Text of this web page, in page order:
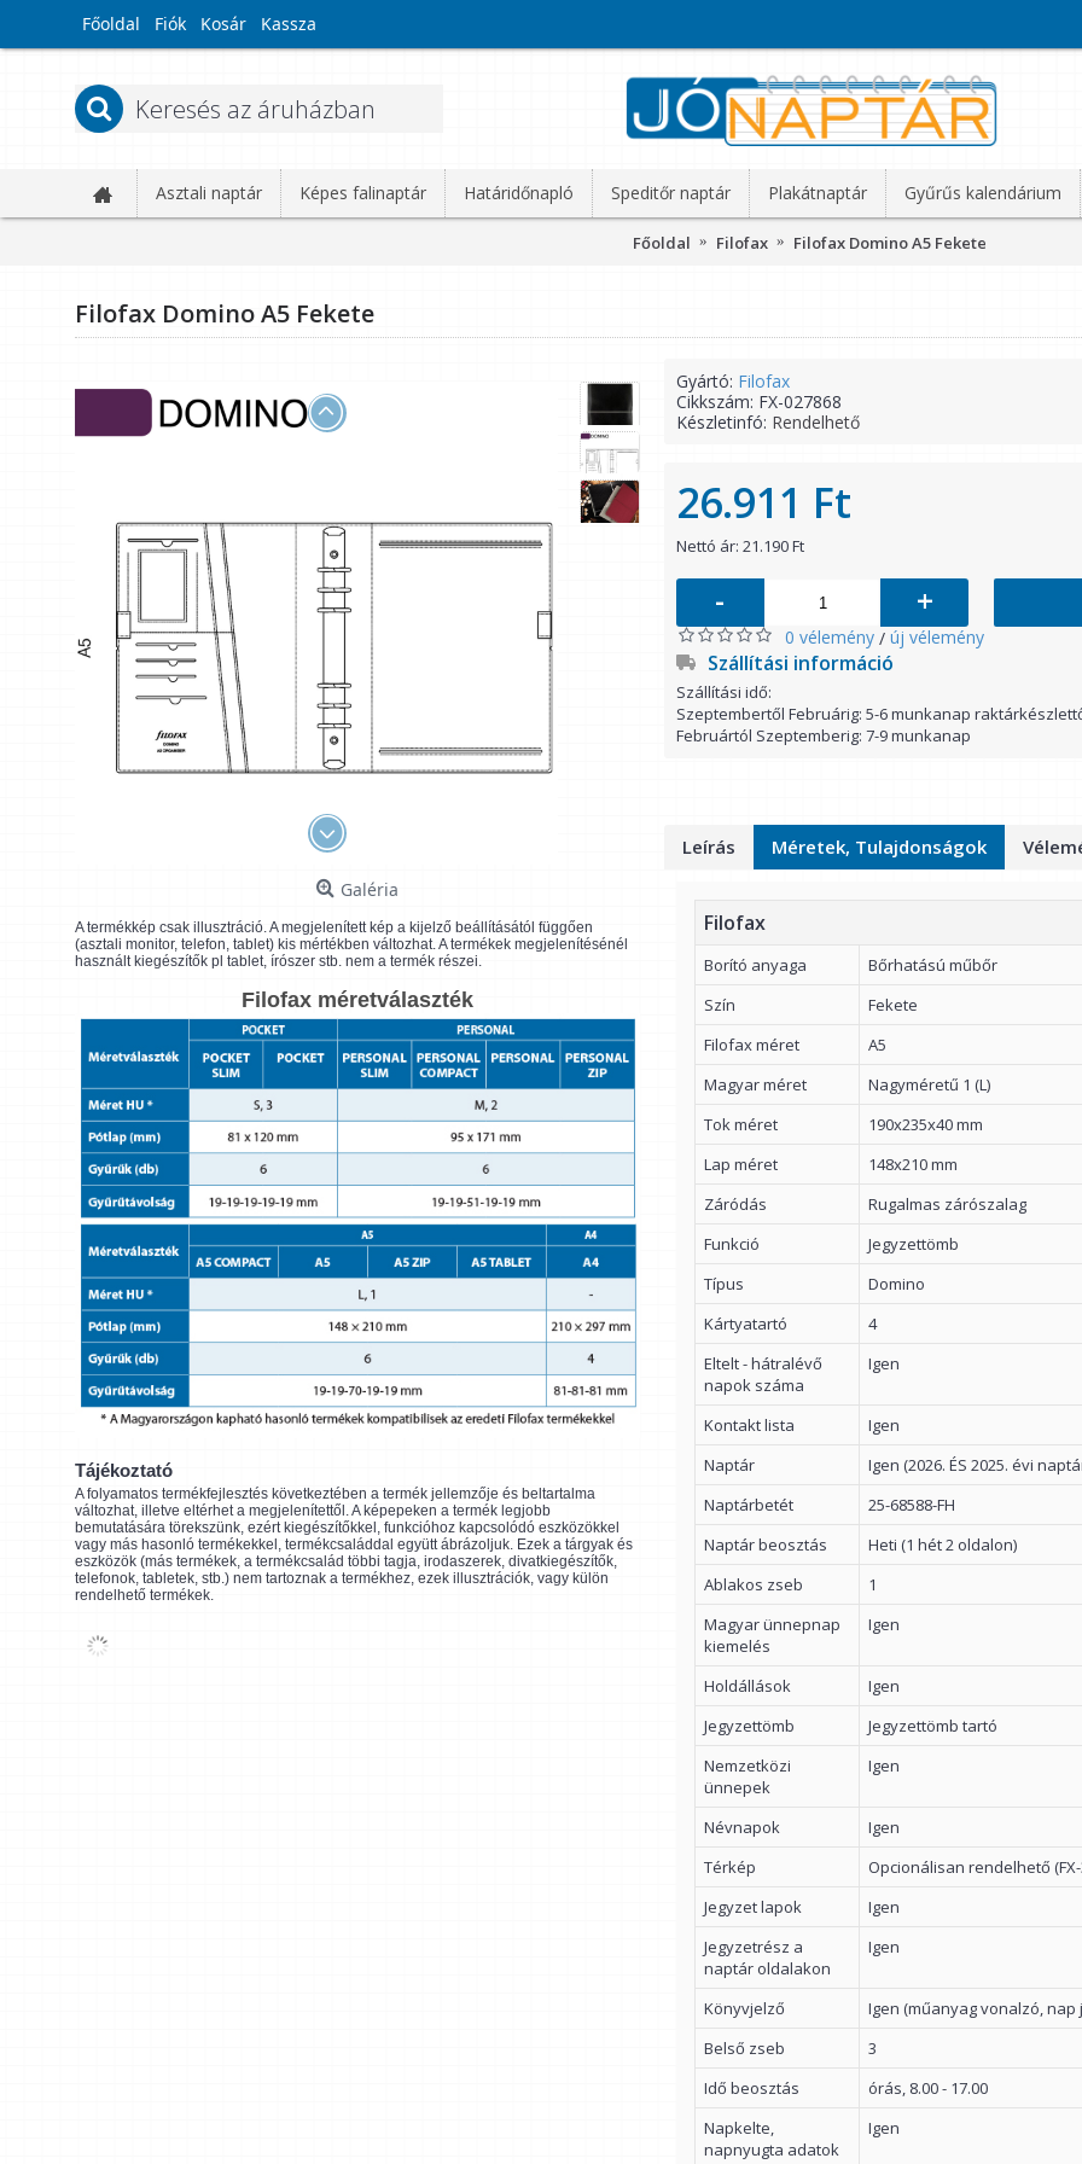
Főoldal Fiók Kosár Kassza
Asztali naptár Képes falinaptár Határidőnapló Speditőr naptár Plakátnaptár Gyűrűs kalendárium
Főoldal Filofax Filofax Domino A5 Fekete
Filofax Domino A5 Fekete
Galéria
A termékkép csak illusztráció. A megjelenített kép a kijelző beállításától függően
(asztali monitor, telefon, tablet) kis mértékben változhat. A termékek megjelenítésénél
használt kiegészítők pl tablet, írószer stb. nem a termék részei.
Filofax méretválaszték
Tájékoztató
A folyamatos termékfejlesztés következtében a termék jellemzője és beltartalma
változhat, illetve eltérhet a megjelenítettől. A képepeken a termék legjobb
bemutatására törekszünk, ezért kiegészítőkkel, funkcióhoz kapcsolódó eszközökkel
vagy más hasonló termékekkel, termékcsaláddal együtt ábrázoljuk. Ezek a tárgyak és
eszközök (más termékek, a termékcsalád többi tagja, irodaszerek, divatkiegészítők,
telefonok, tabletek, stb.) nem tartoznak a termékhez, ezek illusztrációk, vagy külön
rendelhető termékek.
Gyártó: Filofax
Cikkszám: FX-027868
Készletinfó: Rendelhető
26.911 Ft
Nettó ár: 21.190 Ft
- +
0 vélemény / új vélemény
Szállítási információ
Szállítási idő:
Szeptembertől Februárig: 5-6 munkanap
Februártól Szeptemberig: 7-9 munkanap
Leírás Méretek, Tulajdonságok
Filofax
Borító anyaga
Bőrhatású műbőr
Szín
Fekete
Filofax méret
A5
Magyar méret
Nagyméretű 1 (L)
Tok méret
190x235x40 mm
Lap méret
148x210 mm
Záródás
Rugalmas zárószalag
Funkció
Jegyzettömb
Típus
Domino
Kártyatartó
4
Eltelt - hátralévő
napok száma
Igen
Kontakt lista
Igen
Naptár
Igen (2026. ÉS 2025. évi
Naptárbetét
25-68588-FH
Naptár beosztás
Heti (1 hét 2 oldalon)
Ablakos zseb
1
Magyar ünnepnap
kiemelés
Igen
Holdállások
Igen
Jegyzettömb
Jegyzettömb tartó
Nemzetközi
ünnepek
Igen
Névnapok
Igen
Térkép
Opcionálisan rendelhető (FX-
Jegyzet lapok
Igen
Jegyzetrész a
naptár oldalakon
Igen
Könyvjelző
Igen (műanyag vonalzó, nap
Belső zseb
3
Idő beosztás
órás, 8.00 - 17.00
Napkelte,
napnyugta adatok
Igen